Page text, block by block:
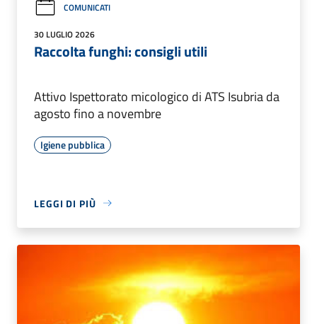
COMUNICATI
30 LUGLIO 2026
Raccolta funghi: consigli utili
Attivo Ispettorato micologico di ATS Isubria da
agosto fino a novembre
Igiene pubblica
LEGGI DI PIÙ